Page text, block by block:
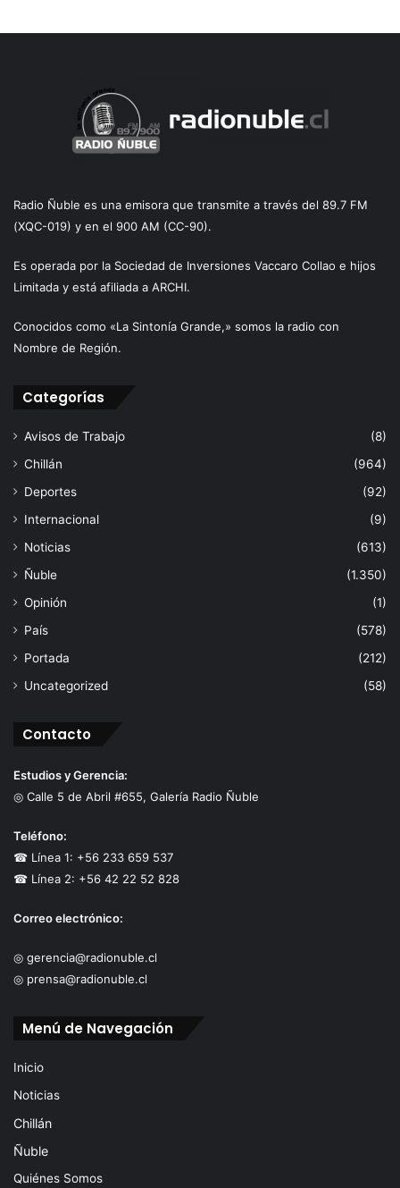
Radio Ñuble es una emisora que transmite a través del 89.7 FM
(XQC-019) y en el 900 AM (CC-90).
Es operada por la Sociedad de Inversiones Vaccaro Collao e hijos
Limitada y está afiliada a ARCHI.
Conocidos como «La Sintonía Grande,» somos la radio con
Nombre de Región.
Categorías
Avisos de Trabajo
(8)
Chillán
(964)
Deportes
(92)
Internacional
(9)
Noticias
(613)
Ñuble
(1.350)
Opinión
(1)
País
(578)
Portada
(212)
Uncategorized
(58)
Contacto
Estudios y Gerencia:
◎ Calle 5 de Abril #655, Galería Radio Ñuble
Teléfono:
☎ Línea 1: +56 233 659 537
☎ Línea 2: +56 42 22 52 828
Correo electrónico:
◎ gerencia@radionuble.cl
◎ prensa@radionuble.cl
Menú de Navegación
Inicio
Noticias
Chillán
Ñuble
Quiénes Somos